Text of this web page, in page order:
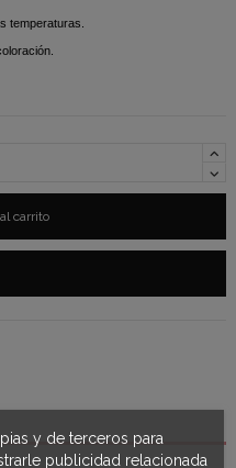
temperaturas.
carrito
y de terceros para
publicidad relacionada